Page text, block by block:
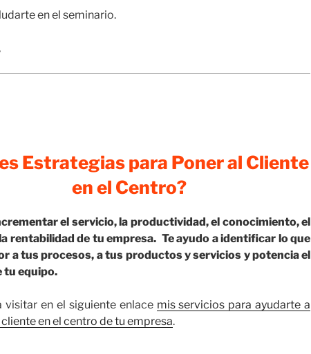
en el seminario.
Estrategias para Poner al Cliente
en el Centro?
el servicio, la productividad, el conocimiento, el
rentabilidad de tu empresa. Te ayudo a identificar lo que
a tus procesos, a tus productos y servicios y potencia el
tu equipo.
visitar en el siguiente enlace mis servicios para ayudarte a
en el centro de tu empresa.